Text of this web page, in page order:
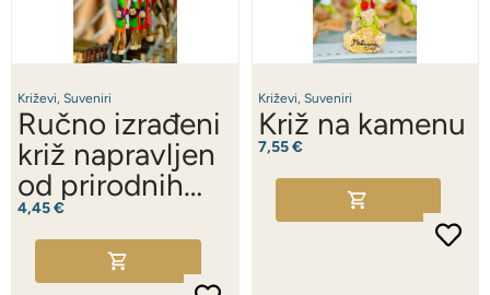
Križevi, Suveniri
Ručno izrađeni
križ napravljen
od prirodnih
materijala iz
Međugorja
4,45€
Križevi, Suveniri
Križ na kamenu
7,55€